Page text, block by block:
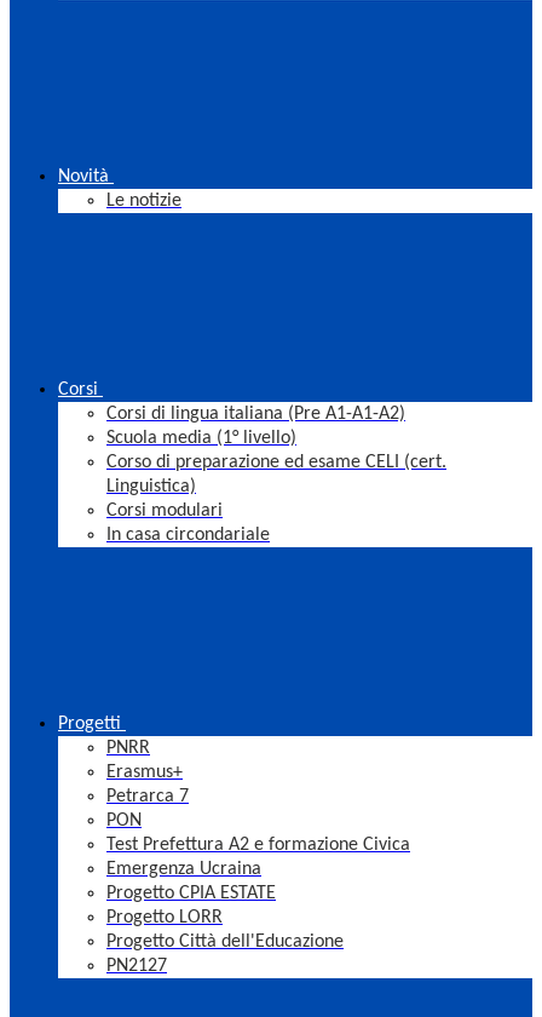
Novità
Le notizie
Corsi
Corsi di lingua italiana (Pre A1-A1-A2)
Scuola media (1° livello)
Corso di preparazione ed esame CELI (cert.
Linguistica)
Corsi modulari
In casa circondariale
Progetti
PNRR
Erasmus+
Petrarca 7
PON
Test Prefettura A2 e formazione Civica
Emergenza Ucraina
Progetto CPIA ESTATE
Progetto LORR
Progetto Città dell'Educazione
PN2127